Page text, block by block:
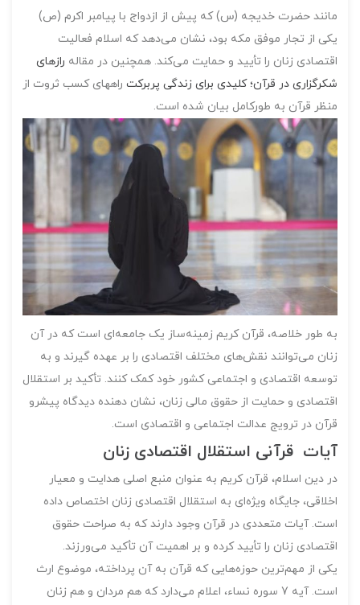
مانند حضرت خدیجه (س) که پیش از ازدواج با پیامبر اکرم (ص)
یکی از تجار موفق مکه بود، نشان می‌دهد که اسلام فعالیت
اقتصادی زنان را تأیید و حمایت می‌کند. همچنین در مقاله رازهای
شکرگزاری در قرآن؛ کلیدی برای زندگی پربرکتراههای کسب ثروت از
منظر قرآن به طورکامل بیان شده است.
به طور خلاصه، قرآن کریم زمینه‌ساز یک جامعه‌ای است که در آن
زنان می‌توانند نقش‌های مختلف اقتصادی را بر عهده گیرند و به
توسعه اقتصادی و اجتماعی کشور خود کمک کنند. تأکید بر استقلال
اقتصادی و حمایت از حقوق مالی زنان، نشان دهنده دیدگاه پیشرو
قرآن در ترویج عدالت اجتماعی و اقتصادی است.
آیات قرآنی استقلال اقتصادی زنان
در دین اسلام، قرآن کریم به عنوان منبع اصلی هدایت و معیار
اخلاقی، جایگاه ویژه‌ای به استقلال اقتصادی زنان اختصاص داده
است. آیات متعددی در قرآن وجود دارند که به صراحت حقوق
اقتصادی زنان را تأیید کرده و بر اهمیت آن تأکید می‌ورزند.
یکی از مهم‌ترین حوزه‌هایی که قرآن به آن پرداخته، موضوع ارث
است. آیه 7 سوره نساء، اعلام می‌دارد که هم مردان و هم زنان